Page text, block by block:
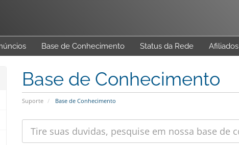
Base de Conhecimento Status da Rede Afiliados
Base de Conhecimento
Suporte Base de Conhecimento